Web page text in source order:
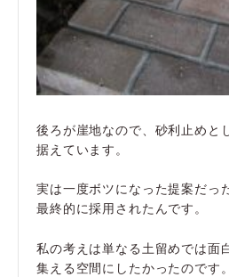
後ろが崖地なので、砂利止めと
据えています。
実は一度ボツになった提案だっ
最終的に採用されたんです。
私の考えは単なる土留めでは面
集える空間にしたかったのです。